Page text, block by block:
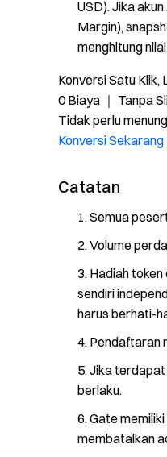
USD). Jika
Margin),
menghitung
Konversi Satu
0 Biaya ｜ Tanpa
Tidak perlu
Konversi Sekarang
Catatan
Semua
Volume
Hadiah
sendiri
harus berhati-
Pendaftaran
Jika terdapat
berlaku.
Gate
membatalkan